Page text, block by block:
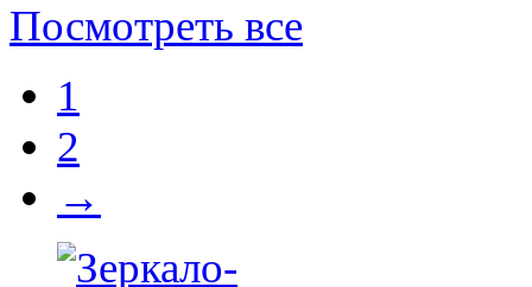
Посмотреть все
1
2
→